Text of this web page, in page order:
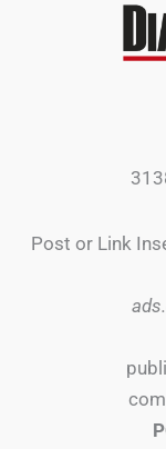
Post or Link